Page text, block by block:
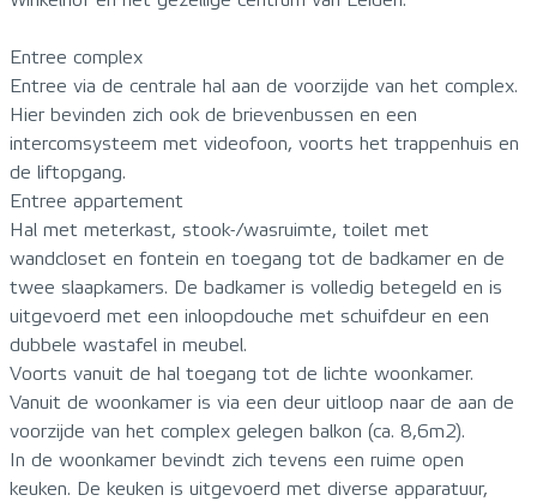
Entree complex
Entree via de centrale hal aan de voorzijde van het complex.
Hier bevinden zich ook de brievenbussen en een
intercomsysteem met videofoon, voorts het trappenhuis en
de liftopgang.
Entree appartement
Hal met meterkast, stook-/wasruimte, toilet met
wandcloset en fontein en toegang tot de badkamer en de
twee slaapkamers. De badkamer is volledig betegeld en is
uitgevoerd met een inloopdouche met schuifdeur en een
dubbele wastafel in meubel.
Voorts vanuit de hal toegang tot de lichte woonkamer.
Vanuit de woonkamer is via een deur uitloop naar de aan de
voorzijde van het complex gelegen balkon (ca. 8,6m2).
In de woonkamer bevindt zich tevens een ruime open
keuken. De keuken is uitgevoerd met diverse apparatuur,